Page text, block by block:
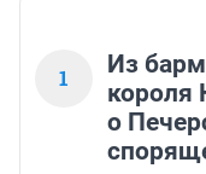
1
Из
короля
о